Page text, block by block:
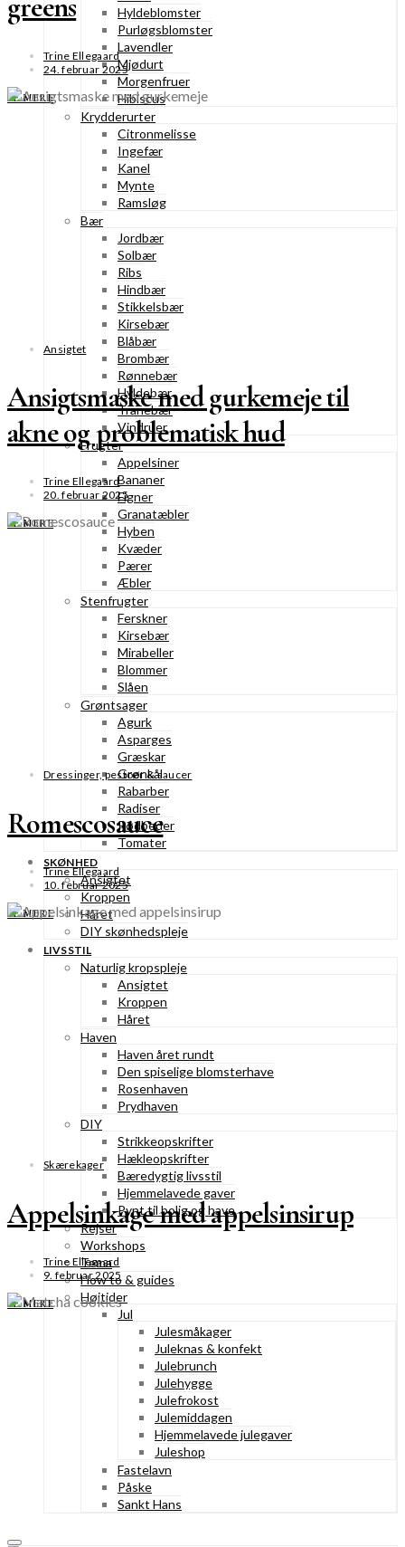
Hyldeblomster
Purløgsblomster
Lavendler
Mjødurt
Morgenfruer
Hibiscus
Krydderurter
Citronmelisse
Ingefær
Kanel
Mynte
Ramsløg
Bær
Jordbær
Solbær
Ribs
Hindbær
Stikkelsbær
Kirsebær
Blåbær
Brombær
Rønnebær
Hyldebær
Tranebær
Vindruer
Frugter
Appelsiner
Bananer
Figner
Granatæbler
Hyben
Kvæder
Pærer
Æbler
Stenfrugter
Ferskner
Kirsebær
Mirabeller
Blommer
Slåen
Grøntsager
Agurk
Asparges
Græskar
Grønkål
Rabarber
Radiser
Rødbeder
Tomater
SKØNHED
Ansigtet
Kroppen
Håret
DIY skønhedspleje
LIVSSTIL
Naturlig kropspleje
Ansigtet
Kroppen
Håret
Haven
Haven året rundt
Den spiselige blomsterhave
Rosenhaven
Prydhaven
DIY
Strikkeopskrifter
Hækleopskrifter
Bæredygtig livsstil
Hjemmelavede gaver
Pynt til bolig og have
Rejser
Workshops
Tema
How to & guides
Højtider
Jul
Julesmåkager
Juleknas & konfekt
Julebrunch
Julehygge
Julefrokost
Julemiddagen
Hjemmelavede julegaver
Juleshop
Fastelavn
Påske
Sankt Hans
greens
Trine Ellegaard
24. februar 2025
SE MERE
Ansigtet
Ansigtsmaske med gurkemeje til
akne og problematisk hud
Trine Ellegaard
20. februar 2025
SE MERE
Dressinger, pestoer & saucer
Romescosauce
Trine Ellegaard
10. februar 2025
SE MERE
Skærekager
Appelsinkage med appelsinsirup
Trine Ellegaard
9. februar 2025
SE MERE